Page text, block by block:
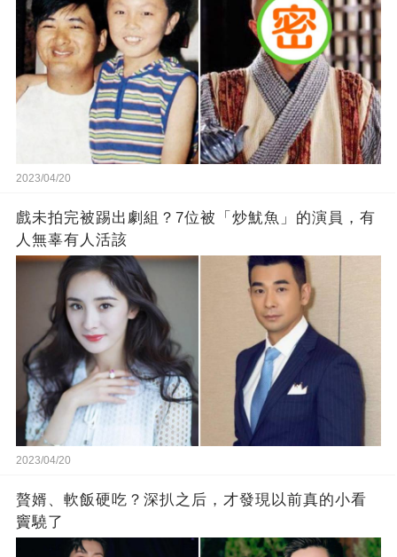
2023/04/20
戲未拍完被踢出劇組？7位被「炒魷魚」的演員，有
人無辜有人活該
2023/04/20
贅婿、軟飯硬吃？深扒之后，才發現以前真的小看
竇驍了